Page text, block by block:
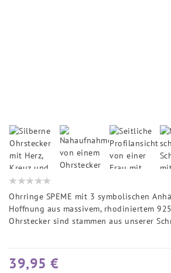
Ohrringe SPEME mit 3 symbolischen
Hoffnung aus massivem, rhodiniertem
Ohrstecker sind stammen aus unserer
39,95 €